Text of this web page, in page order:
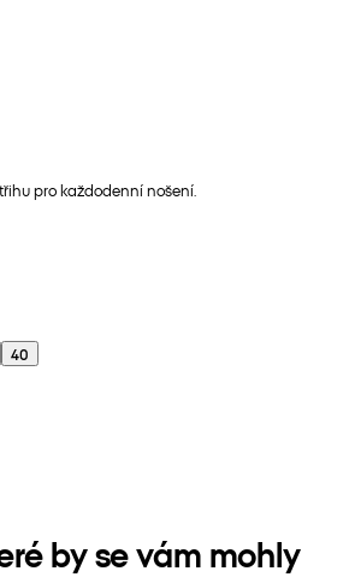
pro každodenní nošení.
40
by se vám mohly